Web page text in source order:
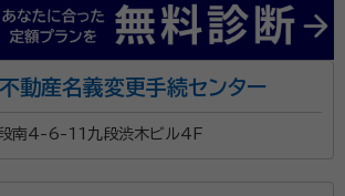
動産名義変更手続センター
南4-6-11九段渋木ビル4F